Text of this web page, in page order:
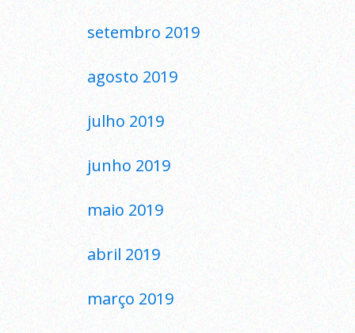
setembro 2019
agosto 2019
julho 2019
junho 2019
maio 2019
abril 2019
março 2019